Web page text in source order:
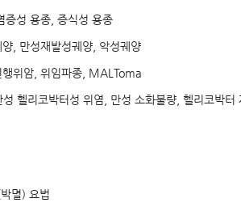
증성 용종, 증식성 용종
, 만성재발성궤양, 악성궤양
위암, 위임파종, MALToma
헬리코박터성 위염, 만성 소화불량, 헬리코박터
멸) 요법